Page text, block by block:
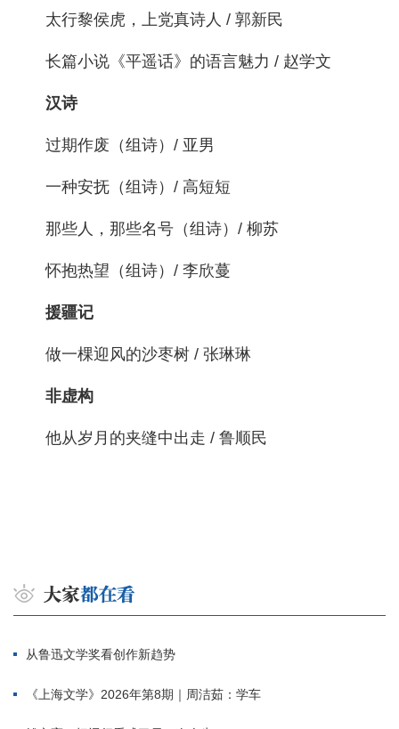
太行黎侯虎，上党真诗人 / 郭新民
长篇小说《平遥话》的语言魅力 / 赵学文
汉诗
过期作废（组诗）/ 亚男
一种安抚（组诗）/ 高短短
那些人，那些名号（组诗）/ 柳苏
怀抱热望（组诗）/ 李欣蔓
援疆记
做一棵迎风的沙枣树 / 张琳琳
非虚构
他从岁月的夹缝中出走 / 鲁顺民
从鲁迅文学奖看创作新趋势
《上海文学》2026年第8期｜周洁茹：学车